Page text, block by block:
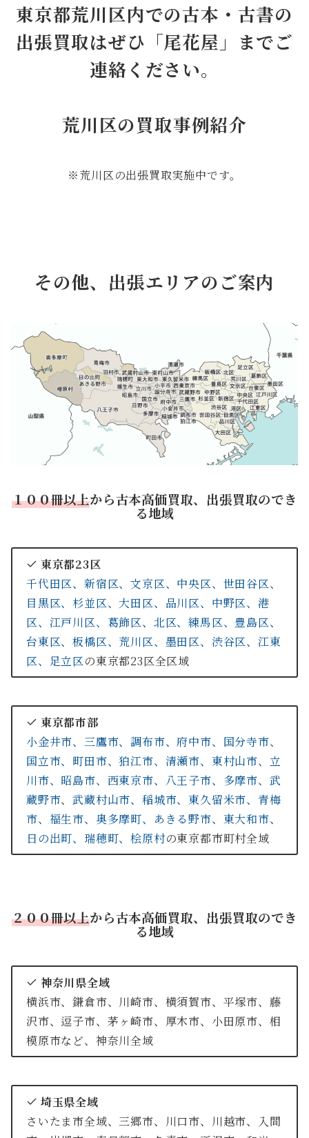
東京都荒川区内での古本・古書の
出張買取はぜひ「尾花屋」までご
連絡ください。
荒川区の買取事例紹介
※荒川区の出張買取実施中です。
その他、出張エリアのご案内
１００冊以上から古本高価買取、出張買取のでき
る地域
東京都23区
千代田区、 新宿区、文京区、 中央区、 世田谷区、
目黒区、 杉並区、大田区、 品川区、 中野区、港
区、 江戸川区、 葛飾区、 北区、練馬区、 豊島区、
台東区、板橋区、 荒川区、 墨田区、 渋谷区、江東
区、 足立区の東京都23区全区域
東京都市部
小金井市、 三鷹市、 調布市、 府中市、 国分寺市、
国立市、 町田市、狛江市、 清瀬市、 東村山市、 立
川市、 昭島市、 西東京市、 八王子市、 多摩市、 武
蔵野市、武蔵村山市、稲城市、東久留米市、 青梅
市、 福生市、 奥多摩町、 あきる野市、 東大和市、
日の出町、 瑞穂町、桧原村の東京都市町村全域
２００冊以上から古本高価買取、出張買取のでき
る地域
神奈川県全域
横浜市、鎌倉市、川崎市、横須賀市、平塚市、藤
沢市、逗子市、茅ヶ崎市、厚木市、小田原市、相
模原市など、神奈川全域
埼玉県全域
さいたま市全域、三郷市、川口市、川越市、入間